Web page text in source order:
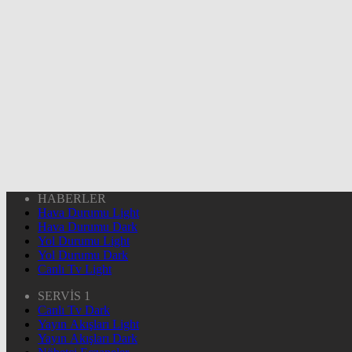
HABERLER
Hava Durumu Light
Hava Durumu Dark
Yol Durumu Light
Yol Durumu Dark
Canlı Tv Light
SERVİS 1
Canlı Tv Dark
Yayın Akışları Light
Yayın Akışları Dark